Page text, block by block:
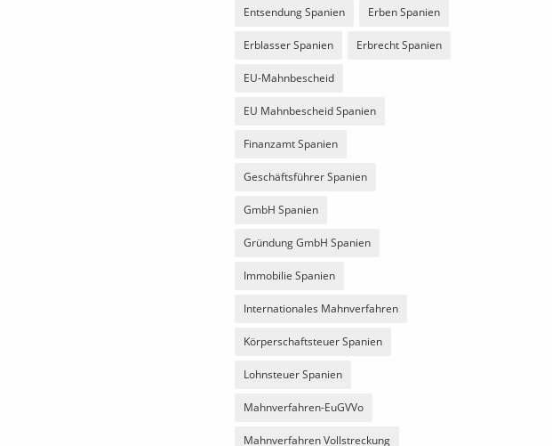
Entsendung Spanien Erben Spanien
Erblasser Spanien Erbrecht Spanien
EU-Mahnbescheid
EU Mahnbescheid Spanien
Finanzamt Spanien
Geschäftsführer Spanien
GmbH Spanien
Gründung GmbH Spanien
Immobilie Spanien
Internationales Mahnverfahren
Körperschaftsteuer Spanien
Lohnsteuer Spanien
Mahnverfahren-EuGVVo
Mahnverfahren Vollstreckung